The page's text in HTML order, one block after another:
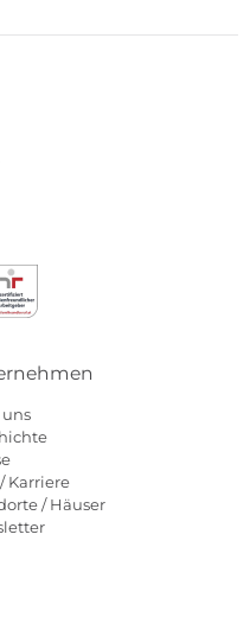
uns
Karriere
/ Häuser